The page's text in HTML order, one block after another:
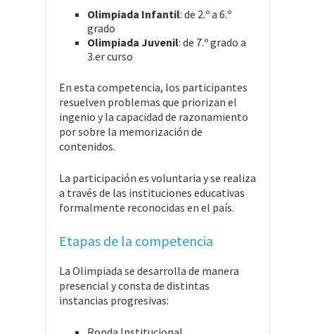
Olimpiada Infantil: de 2.º a 6.º
grado
Olimpiada Juvenil: de 7.º grado a
3.er curso
En esta competencia, los participantes
resuelven problemas que priorizan el
ingenio y la capacidad de razonamiento
por sobre la memorización de
contenidos.
La participación es voluntaria y se realiza
a través de las instituciones educativas
formalmente reconocidas en el país.
Etapas de la competencia
La Olimpiada se desarrolla de manera
presencial y consta de distintas
instancias progresivas: